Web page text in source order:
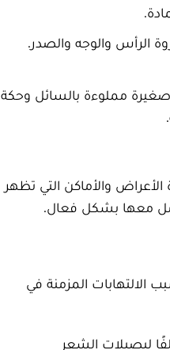
الرأس والوجه والصدر.
مملوءة بالسائل وحكة
والأماكن التي تظهر
معها بشكل فعال.
المزمنة في
لبصيلات الشعر